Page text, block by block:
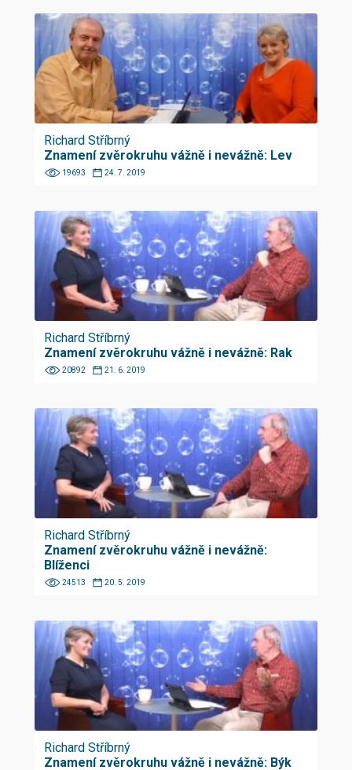
Richard Stříbrný
Znamení zvěrokruhu vážně i nevážně: Lev
19693 24. 7. 2019
Richard Stříbrný
Znamení zvěrokruhu vážně i nevážně: Rak
20892 21. 6. 2019
Richard Stříbrný
Znamení zvěrokruhu vážně i nevážně:
Blíženci
24513 20. 5. 2019
Richard Stříbrný
Znamení zvěrokruhu vážně i nevážně: Býk